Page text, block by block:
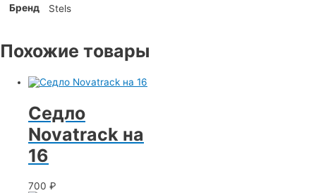
Бренд Stels
Похожие товары
Седло
Novatrack на
16
700 ₽